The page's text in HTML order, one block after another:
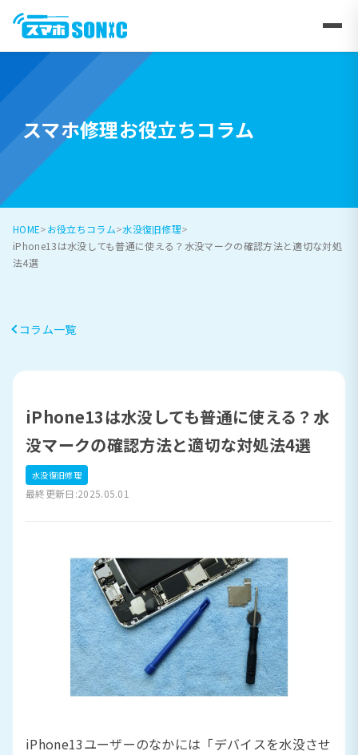
スマホ修理お役立ちコラム
HOME お役立ちコラム 水没復旧修理
iPhone13は水没しても普通に使える？水没マークの確認方法と適切な対処
法4選
コラム一覧
iPhone13は水没しても普通に使える？水
没マークの確認方法と適切な対処法4選
水没復旧修理
最終更新日:2025.05.01
iPhone13ユーザーのなかには「デバイスを水没させ